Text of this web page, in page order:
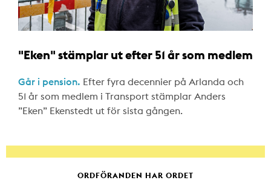
"Eken" stämplar ut efter 51 år som medlem
Går i pension. Efter fyra decennier på Arlanda och
51 år som medlem i Transport stämplar Anders
”Eken” Ekenstedt ut för sista gången.
ORDFÖRANDEN HAR ORDET